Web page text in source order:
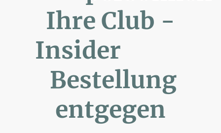
Ihre Club -
Insider
Bestellung
entgegen